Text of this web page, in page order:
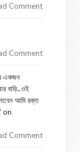
Comment
Comment
একজন
বাড়ি..ওই
আমি রক্ত
on
Comment